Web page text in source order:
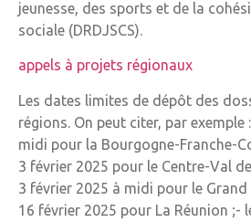
jeunesse, des sports et de la
sociale (DRDJSCS).
appels à projets régionaux
Les dates limites de dépôt des
régions. On peut citer, par exemple
midi pour la Bourgogne-Franche-
3 février 2025 pour le Centre-Val
3 février 2025 à midi pour le Grand
16 février 2025 pour La Réunion ;-